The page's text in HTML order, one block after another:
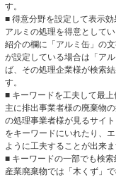
す。
■ 得意分野を設定して表示効
アルミの処理を得意として
紹介の欄に「アルミ缶」の
が設定している場合は「ア
ば、その処理企業様が検索
す。
■ キーワードを工夫して最上
主に排出事業者様の廃棄物
の処理事業者様が見るサイ
をキーワードにいれたり、
ように工夫することが出来ま
■ キーワードの一部でも検
産業廃棄物では「木くず」